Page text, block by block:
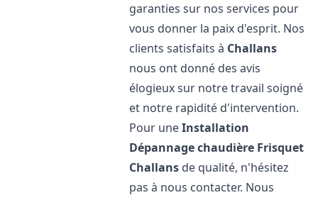
garanties sur nos services pour
vous donner la paix d'esprit. Nos
clients satisfaits à Challans
nous ont donné des avis
élogieux sur notre travail soigné
et notre rapidité d'intervention.
Pour uneInstallation
Dépannage chaudière Frisquet
Challans de qualité, n'hésitez
pas à nous contacter. Nous